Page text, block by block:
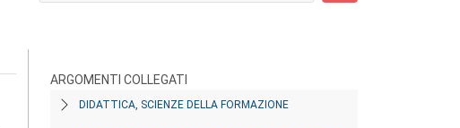
ARGOMENTI COLLEGATI
DIDATTICA, SCIENZE DELLA FORMAZIONE